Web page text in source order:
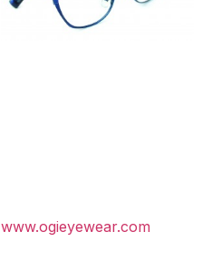
www.ogieyewear.com